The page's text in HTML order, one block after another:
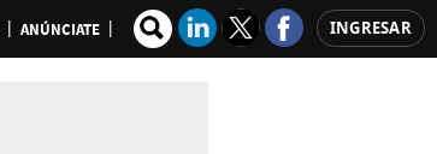
ANÚNCIATE INGRESAR